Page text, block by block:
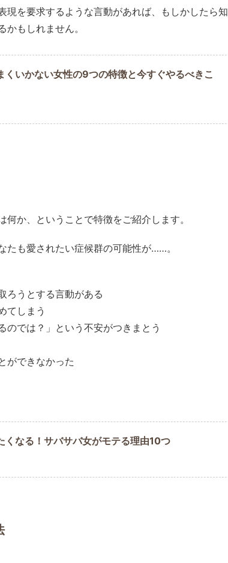
現を要求するような言動があれば、もしかしたら知
もしれません。
くいかない女性の9つの特徴と今すぐやるべきこ
か、ということで特徴をご紹介します。
たも愛されたい症候群の可能性が……。
ろうとする言動がある
てしまう
では？」という不安がつきまとう
ができなかった
くなる！サバサバ女がモテる理由10つ